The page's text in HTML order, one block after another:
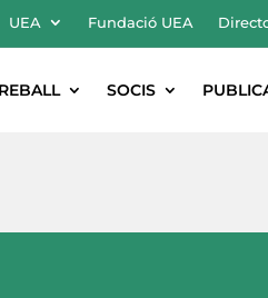
UEA Fundació UEA
SOCIS